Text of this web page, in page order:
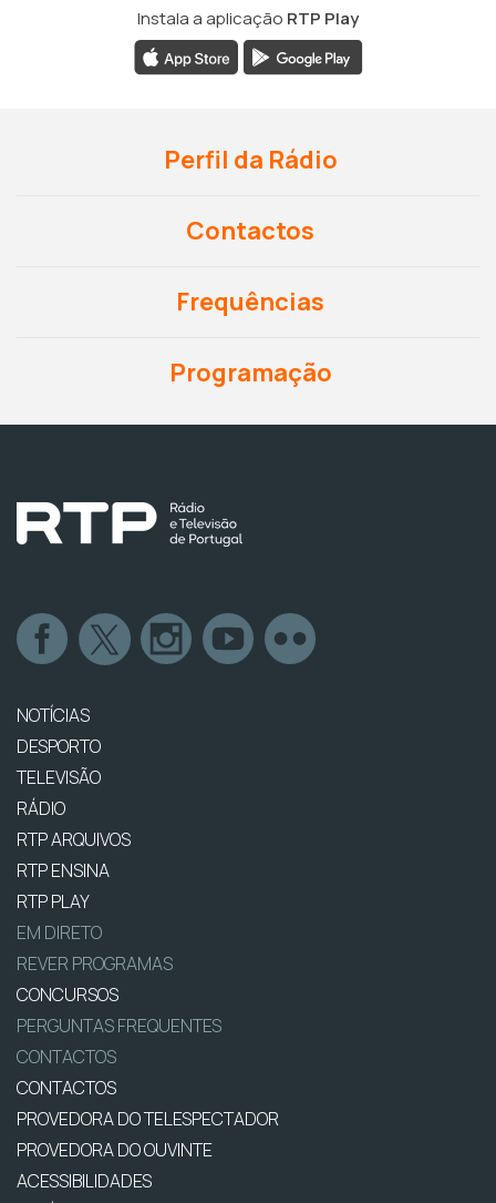
Instala a aplicação RTP Play
Perfil da Rádio
Contactos
Frequências
Programação
NOTÍCIAS
DESPORTO
TELEVISÃO
RÁDIO
RTP ARQUIVOS
RTP ENSINA
RTP PLAY
EM DIRETO
REVER PROGRAMAS
CONCURSOS
PERGUNTAS FREQUENTES
CONTACTOS
CONTACTOS
PROVEDORA DO TELESPECTADOR
PROVEDORA DO OUVINTE
ACESSIBILIDADES